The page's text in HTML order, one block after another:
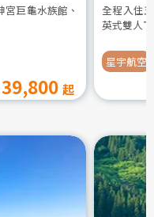
巨龜水族館、
39,800
全程入住
英式雙人
星宇航空